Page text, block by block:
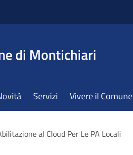
di Montichiari
Servizi Vivere il Comune
al Cloud Per Le PA Locali